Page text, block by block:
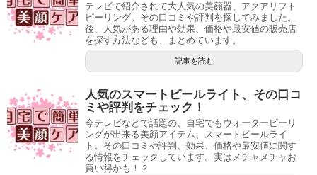
テレビで紹介されて大人気の美顔器、アクアリフト
ピーリング。その口コミや評判を探してみました。
後、人気がある理由や効果、価格や最安値の販売店
を探す方法なども、まとめています。
記事を読む
人気のスマートピールライト、その口コ
ミや評判をチェック！
今テレビなどで話題の、自宅でもウォーターピーリ
ングが出来る美顔アイテム、スマートピールライ
ト。その口コミや評判、効果、価格や最安値に関す
る情報をチェックしています。実はメチャメチャお
買い得かも！？